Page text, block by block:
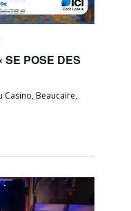
POSE DES
Casino, Beaucaire,